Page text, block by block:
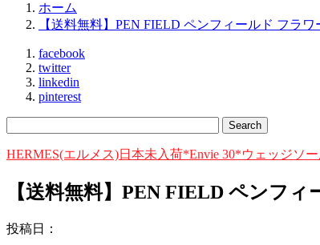
ホーム
【送料無料】PEN FIELD ペンフィールド フラ
facebook
twitter
linkedin
pinterest
HERMES(エルメス)日本未入荷*Envie 30*ウェッジソ
【送料無料】PEN FIELD ペンフ
投稿日：